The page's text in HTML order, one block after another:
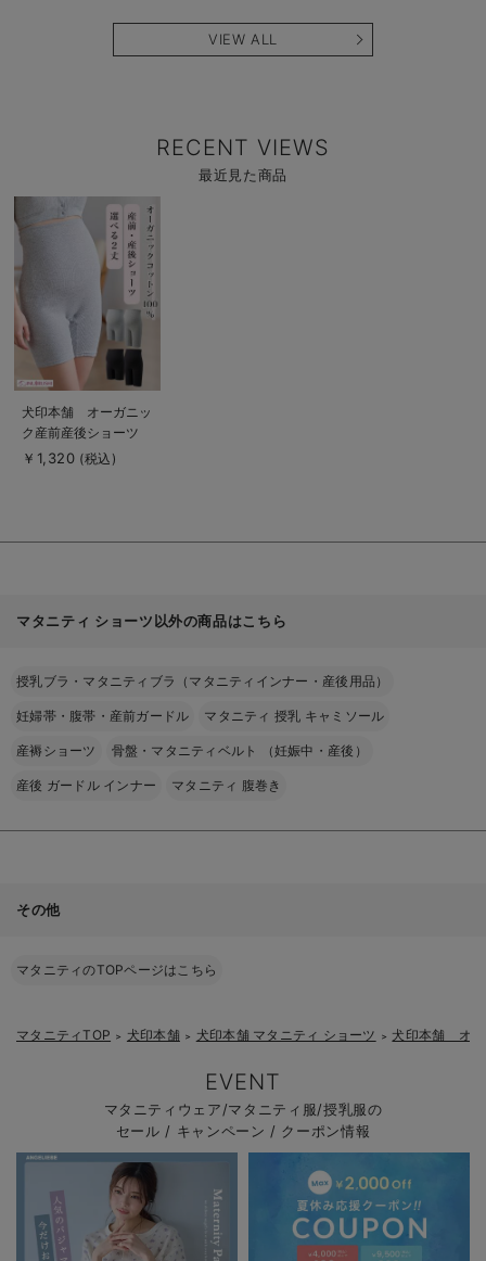
VIEW ALL
RECENT VIEWS
最近見た商品
商
詳
細
見
る
商
品
詳
を
犬印本舗 オーガニッ
ク産前産後ショーツ
（3分丈・5分丈）
￥1,320 (税込)
マタニティ ショーツ以外の商品はこちら
授乳ブラ・マタニティブラ（マタニティインナー・産後用品）
妊婦帯・腹帯・産前ガードル マタニティ 授乳 キャミソール
産褥ショーツ 骨盤・マタニティベルト （妊娠中・産後）
産後 ガードル インナー マタニティ 腹巻き
その他
マタニティのTOPページはこちら
マタニティTOP ＞ 犬印本舗 ＞ 犬印本舗 マタニティ ショーツ ＞ 犬印本舗 オー
EVENT
マタニティウェア/マタニティ服/授乳服の
セール / キャンペーン / クーポン情報